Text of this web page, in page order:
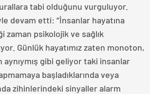
tabi olduğunu vurguluyor.
devam etti: ‘’İnsanlar hayatına
zaman psikolojik ve sağlık
Günlük hayatımız zaten monoton,
gibi geliyor taki insanlar
başladıklarında veya
zihinlerindeki sinyaller alarm